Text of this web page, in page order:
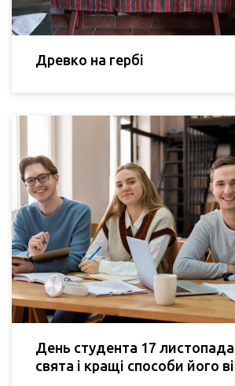
Древко на гербі
День студента 17 листопада:
свята і кращі способи його